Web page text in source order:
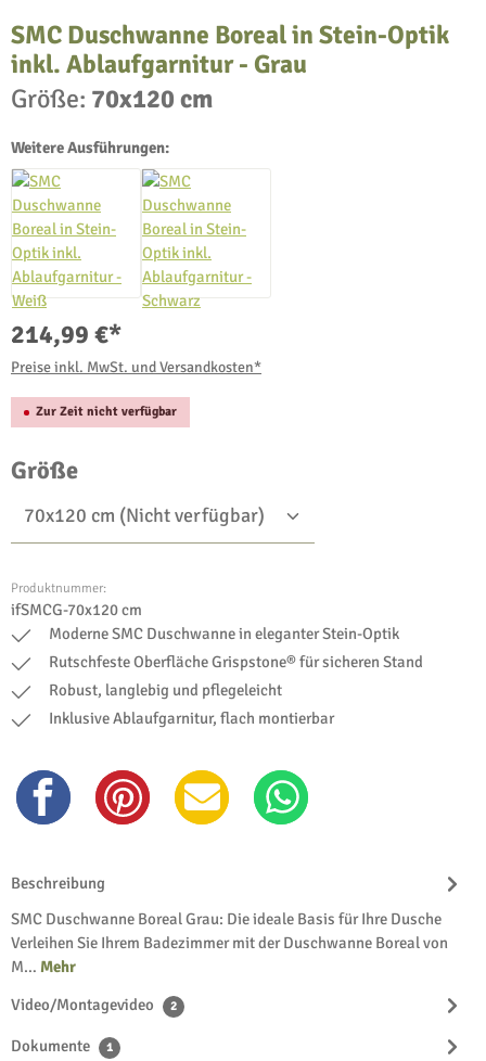
SMC Duschwanne Boreal in Stein-Optik
inkl. Ablaufgarnitur - Grau
Größe: 70x120 cm
Weitere Ausführungen:
214,99 €*
Preise inkl. MwSt. und Versandkosten*
Zur Zeit nicht verfügbar
Größeauswählen
Produktnummer:
ifSMCG-70x120 cm
Moderne SMC Duschwanne in eleganter Stein-Optik
Rutschfeste Oberfläche Grispstone® für sicheren Stand
Robust, langlebig und pflegeleicht
Inklusive Ablaufgarnitur, flach montierbar
Beschreibung
SMC Duschwanne Boreal Grau: Die ideale Basis für Ihre Dusche
Verleihen Sie Ihrem Badezimmer mit der Duschwanne Boreal von
M… Mehr
Video/Montagevideo
2
Dokumente 1